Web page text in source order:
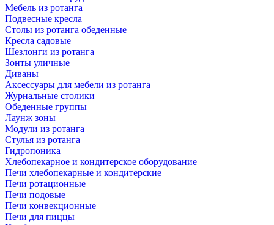
Мебель из ротанга
Подвесные кресла
Столы из ротанга обеденные
Кресла садовые
Шезлонги из ротанга
Зонты уличные
Диваны
Аксессуары для мебели из ротанга
Журнальные столики
Обеденные группы
Лаунж зоны
Модули из ротанга
Стулья из ротанга
Гидропоника
Хлебопекарное и кондитерское оборудование
Печи хлебопекарные и кондитерские
Печи ротационные
Печи подовые
Печи конвекционные
Печи для пиццы